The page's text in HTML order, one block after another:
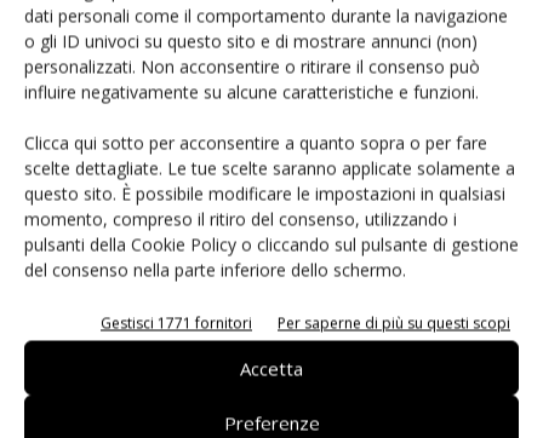
dati personali come il comportamento durante la navigazione
o gli ID univoci su questo sito e di mostrare annunci (non)
personalizzati. Non acconsentire o ritirare il consenso può
influire negativamente su alcune caratteristiche e funzioni.
Clicca qui sotto per acconsentire a quanto sopra o per fare
scelte dettagliate. Le tue scelte saranno applicate solamente a
questo sito. È possibile modificare le impostazioni in qualsiasi
momento, compreso il ritiro del consenso, utilizzando i
pulsanti della Cookie Policy o cliccando sul pulsante di gestione
del consenso nella parte inferiore dello schermo.
Gestisci 1771 fornitori Per saperne di più su questi scopi
Accetta
Preferenze
La categoriaVisualizzazione & Illuminazione è
sponsorizzata daRS Components